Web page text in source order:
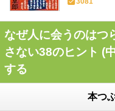
なぜ人に会うのはつ
さない38のヒント (
する
本つ